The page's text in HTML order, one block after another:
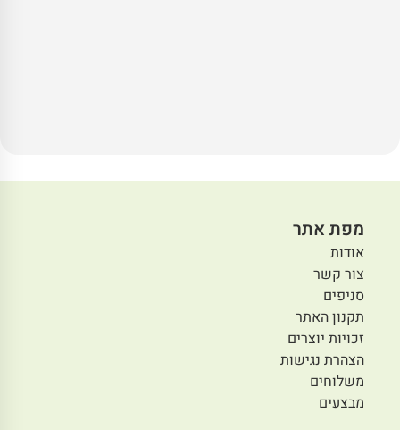
מפת אתר
אודות
צור קשר
סניפים
תקנון האתר
זכויות יוצרים
הצהרת נגישות
משלוחים
מבצעים